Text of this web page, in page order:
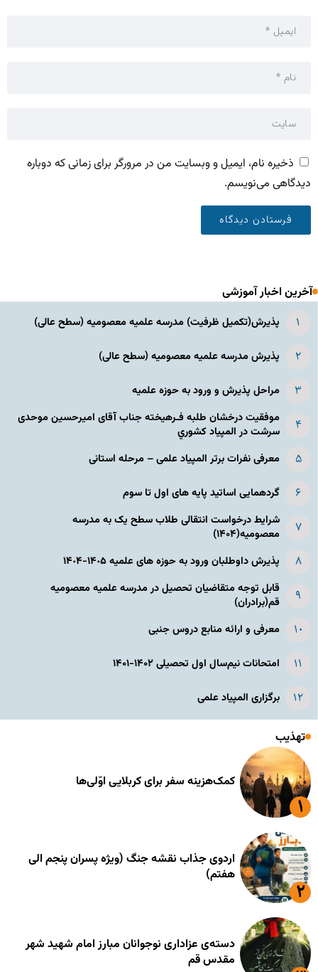
ذخیره نام، ایمیل و وبسایت من در مرورگر برای زمانی که دوباره
دیدگاهی می‌نویسم.
آخرین اخبار آموزشی
پذیرش(تکمیل ظرفیت) مدرسه علمیه معصومیه‌ (سطح عالی)
پذیرش مدرسه علمیه معصومیه‌ (سطح عالی)
مراحل پذیرش و ورود به حوزه علمیه
موفقیت درخشان طلبه فـرهیخته جناب آقای امیرحسین موحدی
سرشت در المپياد كشوري
معرفی نفرات برتر المپیاد علمی – مرحله استانی
گردهمایی اساتید پایه های اول تا سوم
شرایط درخواست انتقالی طلاب سطح یک به مدرسه
معصومیه(۱۴۰۴)
پذیرش داوطلبان ورود به حوزه های علمیه ١۴٠۵-١۴٠۴
قابل توجه متقاضیان تحصیل در مدرسه علمیه معصومیه
قم(برادران)
معرفی و ارائه منابع دروس جنبی
امتحانات نیم‌سال اول تحصیلی ۱۴۰۲-۱۴۰۱
برگزاری المپیاد علمی
تهذیب
کمک‌هزینه سفر برای کربلایی اوّلی‌ها
اردوی جذاب نقشه جنگ (ویژه پسران پنجم الی
هفتم)
دسته‌ی عزاداری نوجوانان مبارز امام شهید شهر
مقدس قم